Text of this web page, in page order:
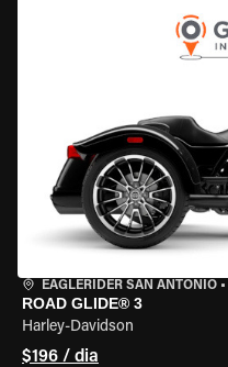
EAGLERIDER SAN ANTONIO •
ROAD GLIDE® 3
Harley-Davidson
$196 / dia